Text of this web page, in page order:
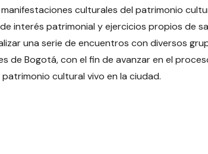
culturales del patrimonio
interés patrimonial y ejercicios propios de
una serie de encuentros con diversos
de Bogotá, con el fin de avanzar en el
cultural vivo en la ciudad.